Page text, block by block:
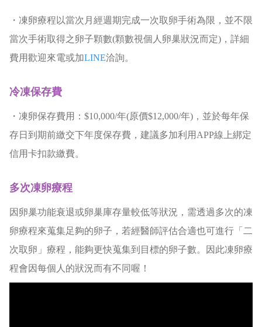
・凍卵療程以當次月經週期完成一次取卵手術為限，並不限
當次手術取得之卵子顆數(顆數視個人卵巢狀況而定)，詳細
費用歡迎來電或加LINE洽詢。
冷凍保存費
・凍卵保存費用：$10,000/年(原價$12,000/年)，並於每年保
存日到期前繳交下年度保存費，建議多加利用APP線上綁定
信用卡扣款繳費。
多次凍卵療程
因卵巢功能衰退或卵巢庫存量較低等狀況，需透過多次的凍
卵療程來蒐集足夠的卵子，若經醫師評估合適也可進行「二
次取卵」療程，能夠更快蒐集到目標的卵子數。因此凍卵療
程會因每個人的狀況而有不同喔！